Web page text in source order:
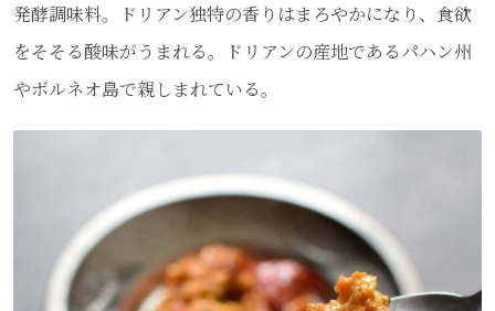
発酵調味料。ドリアン独特の香りはまろやかになり、食欲
をそそる酸味がうまれる。ドリアンの産地であるパハン州
やボルネオ島で親しまれている。